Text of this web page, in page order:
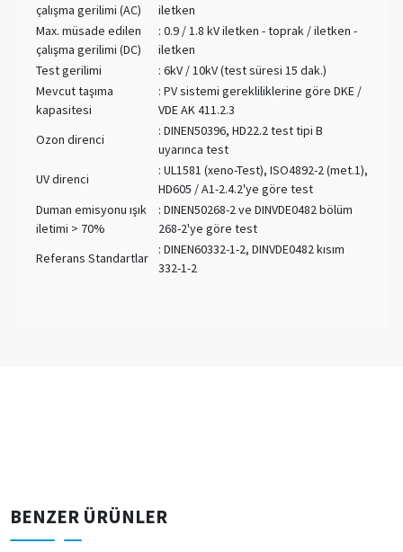
çalışma gerilimi (AC)
iletken
Max. müsade edilen
çalışma gerilimi (DC)
: 0.9 / 1.8 kV iletken - toprak / iletken -
iletken
Test gerilimi
: 6kV / 10kV (test süresi 15 dak.)
Mevcut taşıma
kapasitesi
: PV sistemi gerekliliklerine göre DKE /
VDE AK 411.2.3
Ozon direnci
: DINEN50396, HD22.2 test tipi B
uyarınca test
UV direnci
: UL1581 (xeno-Test), ISO4892-2 (met.1),
HD605 / A1-2.4.2'ye göre test
Duman emisyonu ışık
iletimi > 70%
: DINEN50268-2 ve DINVDE0482 bölüm
268-2'ye göre test
Referans Standartlar
: DINEN60332-1-2, DINVDE0482 kısım
332-1-2
BENZER ÜRÜNLER